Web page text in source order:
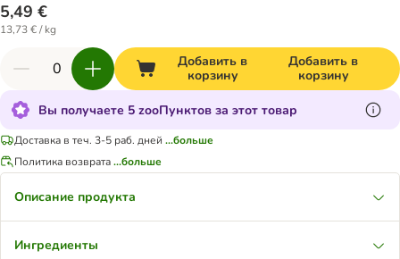
5,49 €
13,73 € / kg
Добавить в
корзину
Добавить в
корзину
Вы получаете 5 zooПунктов за этот товар
Доставка в теч. 3-5 раб. дней ...больше
Политика возврата...больше
Описание продукта
Ингредиенты